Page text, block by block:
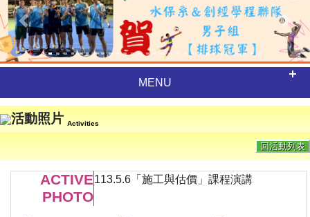
Previous Next
MENU
活動照片 Activities
回活動列表
ACTIVE
PHOTO
113.5.6「施工與估價」課程演講